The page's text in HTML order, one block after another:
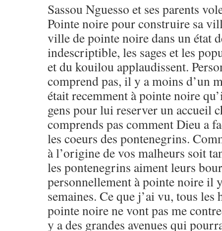
Sassou Nguesso et ses parents
Pointe noire pour construire sa
ville de pointe noire dans un état
indescriptible, les sages et les
et du kouilou applaudissent.
comprend pas, il y a moins d’un
était recemment à pointe noire
gens pour lui reserver un accueil
comprends pas comment Dieu a
les coeurs des pontenegrins.
à l’origine de vos malheurs soit
les pontenegrins aiment leurs
personnellement à pointe noire il
semaines. Ce que j’ai vu, tous les
pointe noire ne vont pas me
y a des grandes avenues qui